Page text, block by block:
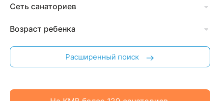
Сеть санаториев
Возраст ребенка
Расширенный поиск